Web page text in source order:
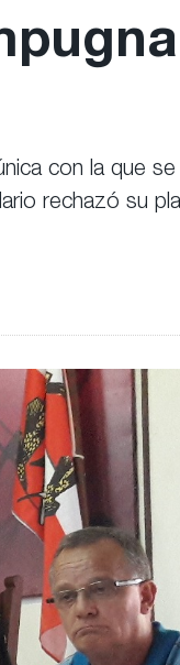
con la que
rechazó su